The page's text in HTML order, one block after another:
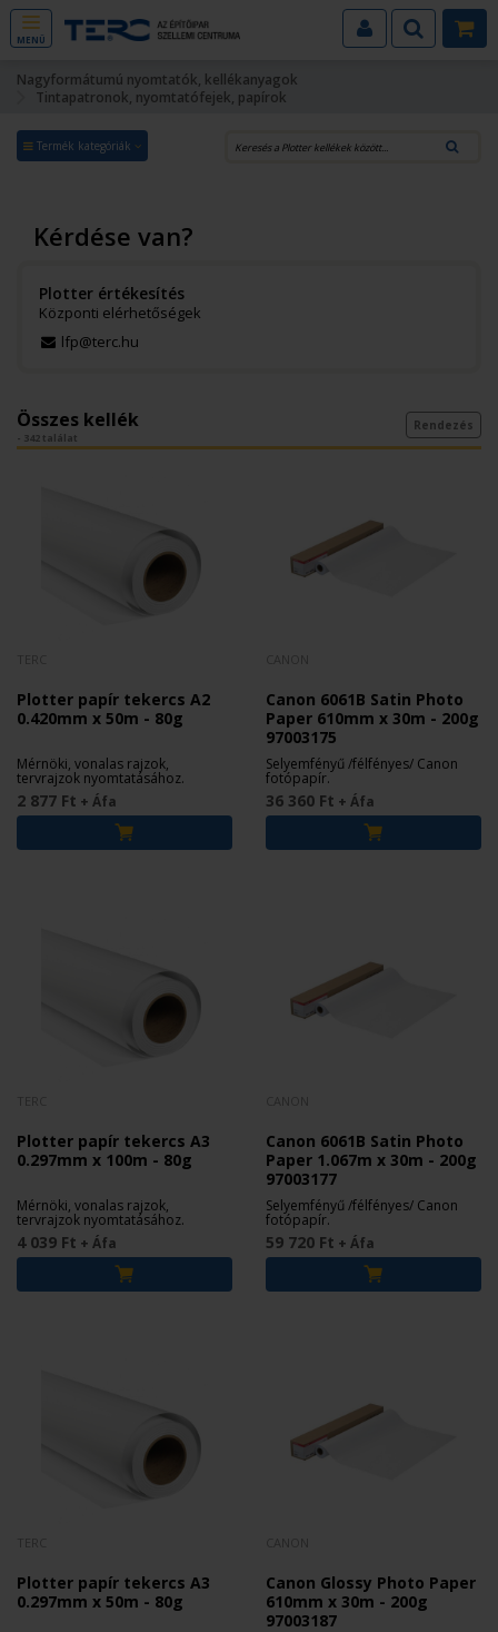
MENÜ
Nagyformátumú nyomtatók, kellékanyagok
Tintapatronok, nyomtatófejek, papírok
Termék kategóriák
Kérdése van?
Plotter értékesítés
Központi elérhetőségek
lfp@terc.hu
Összes kellék
- 342 találat
Rendezés
Plotter papír tekercs A2
0.420mm x 50m - 80g
Mérnöki, vonalas rajzok,
tervrajzok nyomtatásához.
2 877 Ft + Áfa
Canon 6061B Satin Photo
Paper 610mm x 30m - 200g
97003175
Selyemfényű /félfényes/ Canon
fotópapír.
36 360 Ft + Áfa
Plotter papír tekercs A3
0.297mm x 100m - 80g
Mérnöki, vonalas rajzok,
tervrajzok nyomtatásához.
4 039 Ft + Áfa
Canon 6061B Satin Photo
Paper 1.067m x 30m - 200g
97003177
Selyemfényű /félfényes/ Canon
fotópapír.
59 720 Ft + Áfa
Plotter papír tekercs A3
0.297mm x 50m - 80g
Canon Glossy Photo Paper
610mm x 30m - 200g
97003187